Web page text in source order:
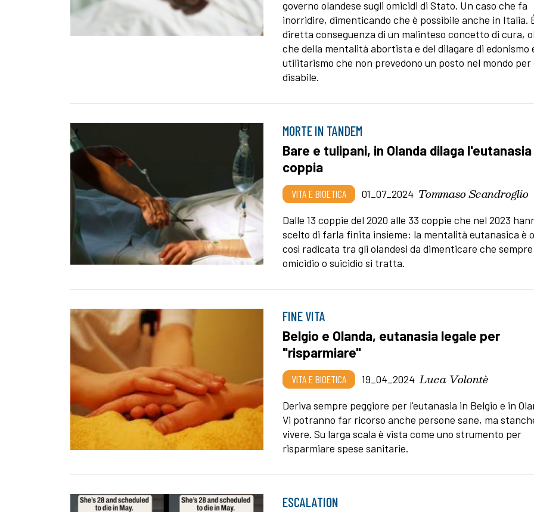
governo olandese sugli omicidi di Stato. Un caso che fa
inorridire, dimenticando che è possibile anche in Italia.
diretta conseguenza di un malinteso concetto di cura,
che della mentalità abortista e del dilagare di edonismo
utilitarismo che non prevedono un posto nel mondo per
disabile.
MORTE IN TANDEM
Bare e tulipani, in Olanda dilaga
coppia
VITA E BIOETICA 01_07_2024 Tommaso Scandroglio
Dalle 13 coppie del 2020 alle 33 coppie che nel 2023
scelto di farla finita insieme: la mentalità eutanasica è
così radicata tra gli olandesi da dimenticare che sempre
omicidio o suicidio si tratta.
FINE VITA
Belgio e Olanda, eutanasia legale per
"risparmiare"
VITA E BIOETICA 19_04_2024 Luca Volontè
Deriva sempre peggiore per l'eutanasia in Belgio e in
Vi potranno far ricorso anche persone sane, ma
vivere. Su larga scala è vista come uno strumento per
risparmiare spese sanitarie.
ESCALATION